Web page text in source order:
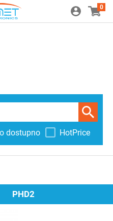
0
dostupno HotPrice
PHD2